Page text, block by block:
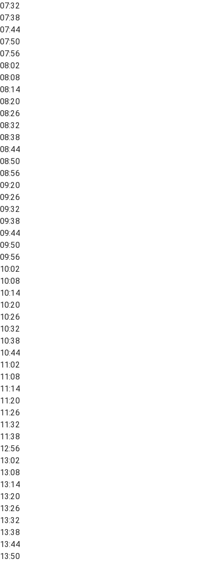
07:32
07:38
07:44
07:50
07:56
08:02
08:08
08:14
08:20
08:26
08:32
08:38
08:44
08:50
08:56
09:20
09:26
09:32
09:38
09:44
09:50
09:56
10:02
10:08
10:14
10:20
10:26
10:32
10:38
10:44
11:02
11:08
11:14
11:20
11:26
11:32
11:38
12:56
13:02
13:08
13:14
13:20
13:26
13:32
13:38
13:44
13:50